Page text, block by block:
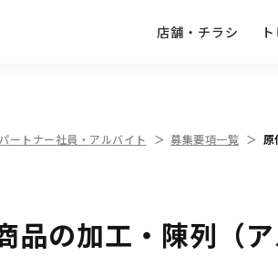
店舗・チラシ
パートナー社員・アルバイト 募集要項一覧 原
品の加工・陳列（ア